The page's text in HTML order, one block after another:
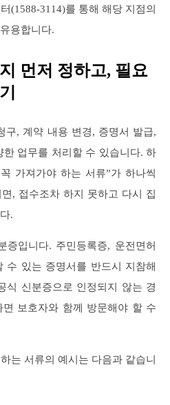
(1588-3114)를 통해 해당 지점의
용합니다.
먼저 정하고, 필요
구, 계약 내용 변경, 증명서 발급,
업무를 처리할 수 있습니다. 하
가져가야 하는 서류”가 하나씩
, 접수조차 하지 못하고 다시 집
.
입니다. 주민등록증, 운전면허
수 있는 증명서를 반드시 지참해
식 신분증으로 인정되지 않는 경
보호자와 함께 방문해야 할 수
는 서류의 예시는 다음과 같습니